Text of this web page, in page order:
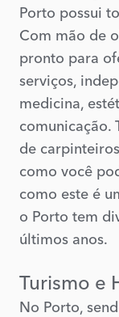
Porto possui
Com mão de
pronto para
serviços,
medicina,
comunicação.
de
como você
como este é
o Porto tem
últimos anos.
Turismo e
No Porto,